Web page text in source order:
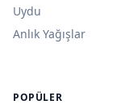
Uydu
Anlık Yağışlar
POPÜLER